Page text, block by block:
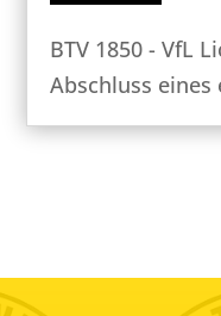
BTV 1850 - VfL
Abschluss